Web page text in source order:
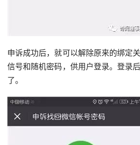
申诉成功后，就可以解除原来的绑定
信号和随机密码，供用户登录。登录
了。